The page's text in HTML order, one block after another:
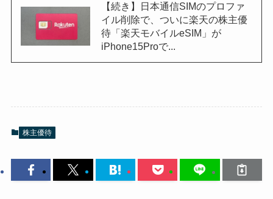
【続き】日本通信SIMのプロファ
イル削除で、ついに楽天の株主優
待「楽天モバイルeSIM」が
iPhone15Proで...
株主優待